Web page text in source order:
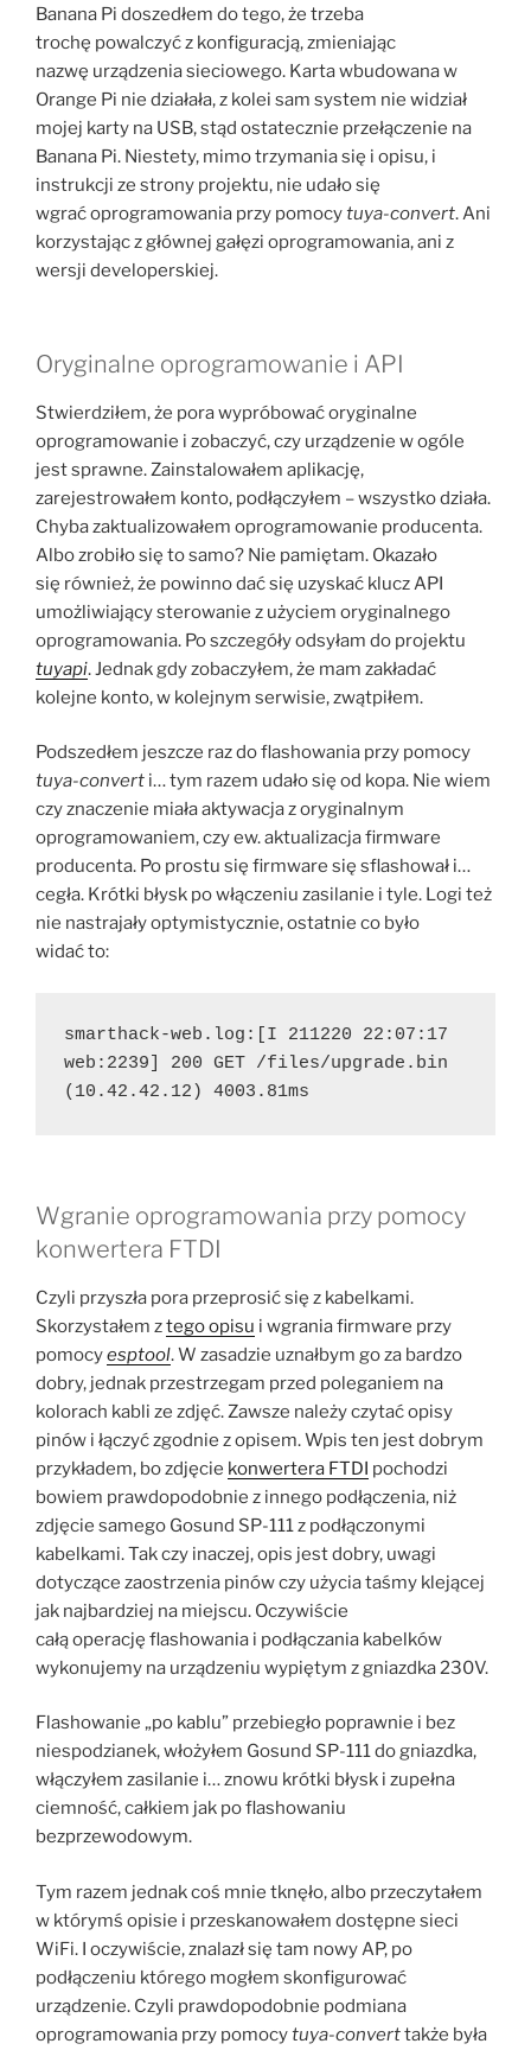
Banana Pi doszedłem do tego, że trzeba
trochę powalczyć z konfiguracją, zmieniając
nazwę urządzenia sieciowego. Karta wbudowana w
Orange Pi nie działała, z kolei sam system nie widział
mojej karty na USB, stąd ostatecznie przełączenie na
Banana Pi. Niestety, mimo trzymania się i opisu, i
instrukcji ze strony projektu, nie udało się
wgrać oprogramowania przy pomocytuya-convert. Ani
korzystając z głównej gałęzi oprogramowania, ani z
wersji developerskiej.
Oryginalne oprogramowanie i API
Stwierdziłem, że pora wypróbować oryginalne
oprogramowanie i zobaczyć, czy urządzenie w ogóle
jest sprawne. Zainstalowałem aplikację,
zarejestrowałem konto, podłączyłem – wszystko działa.
Chyba zaktualizowałem oprogramowanie producenta.
Albo zrobiło się to samo? Nie pamiętam. Okazało
się również, że powinno dać się uzyskać klucz API
umożliwiający sterowanie z użyciem oryginalnego
oprogramowania. Po szczegóły odsyłam do projektu
tuyapi. Jednak gdy zobaczyłem, że mam zakładać
kolejne konto, w kolejnym serwisie, zwątpiłem.
Podszedłem jeszcze raz do flashowania przy pomocy
tuya-convert i… tym razem udało się od kopa. Nie wiem
czy znaczenie miała aktywacja z oryginalnym
oprogramowaniem, czy ew. aktualizacja firmware
producenta. Po prostu się firmware się sflashował i…
cegła. Krótki błysk po włączeniu zasilanie i tyle. Logi też
nie nastrajały optymistycznie, ostatnie co było
widać to:
smarthack-web.log:[I 211220 22:07:17
web:2239] 200 GET /files/upgrade.bin
(10.42.42.12) 4003.81ms
Wgranie oprogramowania przy pomocy
konwertera FTDI
Czyli przyszła pora przeprosić się z kabelkami.
Skorzystałem ztego opisu i wgrania firmware przy
pomocyesptool. W zasadzie uznałbym go za bardzo
dobry, jednak przestrzegam przed poleganiem na
kolorach kabli ze zdjęć. Zawsze należy czytać opisy
pinów i łączyć zgodnie z opisem. Wpis ten jest dobrym
przykładem, bo zdjęcie konwertera FTDI pochodzi
bowiem prawdopodobnie z innego podłączenia, niż
zdjęcie samego Gosund SP-111 z podłączonymi
kabelkami. Tak czy inaczej, opis jest dobry, uwagi
dotyczące zaostrzenia pinów czy użycia taśmy klejącej
jak najbardziej na miejscu. Oczywiście
całą operację flashowania i podłączania kabelków
wykonujemy na urządzeniu wypiętym z gniazdka 230V.
Flashowanie „po kablu” przebiegło poprawnie i bez
niespodzianek, włożyłem Gosund SP-111 do gniazdka,
włączyłem zasilanie i… znowu krótki błysk i zupełna
ciemność, całkiem jak po flashowaniu
bezprzewodowym.
Tym razem jednak coś mnie tknęło, albo przeczytałem
w którymś opisie i przeskanowałem dostępne sieci
WiFi. I oczywiście, znalazł się tam nowy AP, po
podłączeniu którego mogłem skonfigurować
urządzenie. Czyli prawdopodobnie podmiana
oprogramowania przy pomocytuya-converttakże była